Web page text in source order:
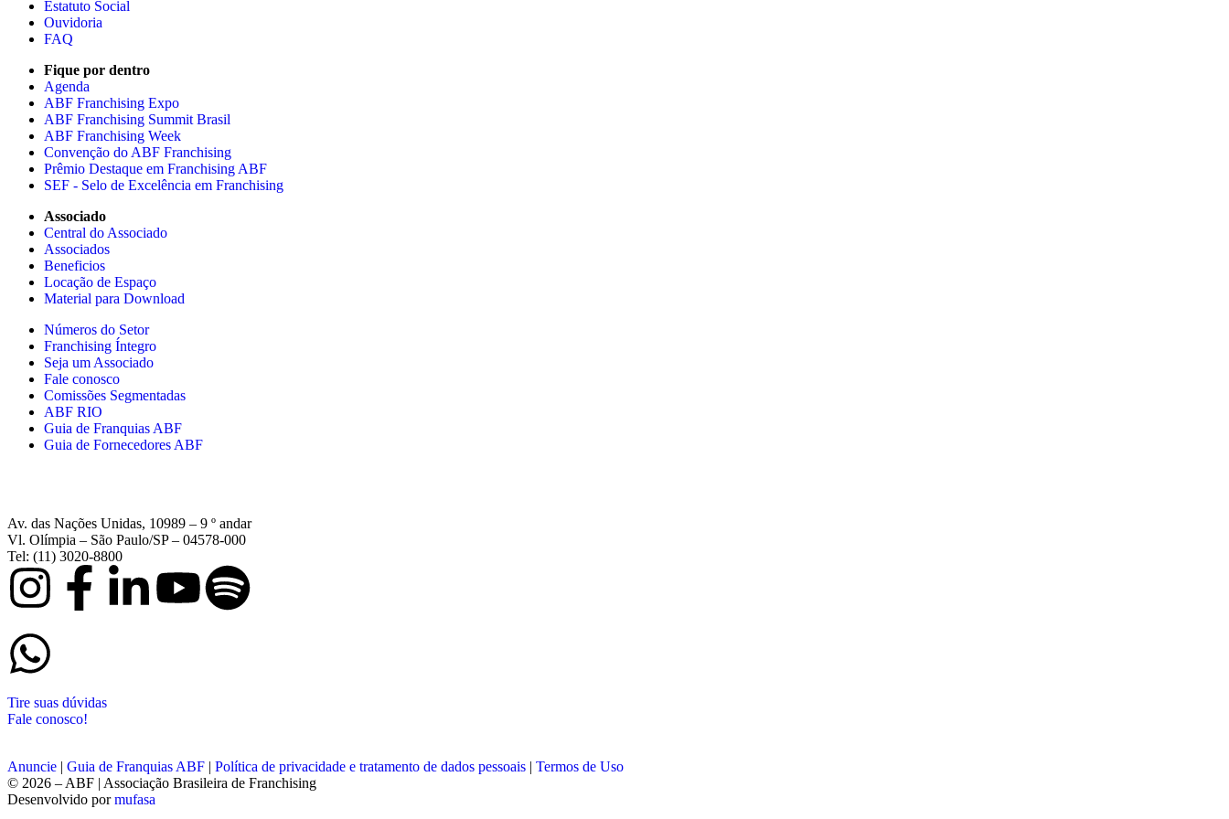
Estatuto Social
Ouvidoria
FAQ
Fique por dentro
Agenda
ABF Franchising Expo
ABF Franchising Summit Brasil
ABF Franchising Week
Convenção do ABF Franchising
Prêmio Destaque em Franchising ABF
SEF - Selo de Excelência em Franchising
Associado
Central do Associado
Associados
Beneficios
Locação de Espaço
Material para Download
Números do Setor
Franchising Íntegro
Seja um Associado
Fale conosco
Comissões Segmentadas
ABF RIO
Guia de Franquias ABF
Guia de Fornecedores ABF
Av. das Nações Unidas, 10989 – 9 º andar
Vl. Olímpia – São Paulo/SP – 04578-000
Tel: (11) 3020-8800
Tire suas dúvidas
Fale conosco!
Anuncie | Guia de Franquias ABF | Política de privacidade e tratamento de dados pessoais | Termos de Uso
© 2026 – ABF | Associação Brasileira de Franchising
Desenvolvido pormufasa